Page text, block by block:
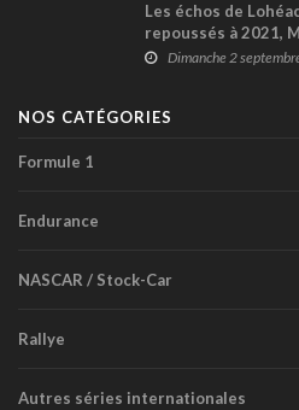
Les échos de
repoussés à 2021,
autres...
Dimanche 2
NOS CATÉGORIES
Formule 1
Endurance
NASCAR / Stock-Car
Rallye
Autres séries internationales